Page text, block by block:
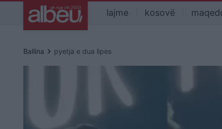
lajme kosovë
Ballina keyboard_arrow_right pyetja e dua lipes